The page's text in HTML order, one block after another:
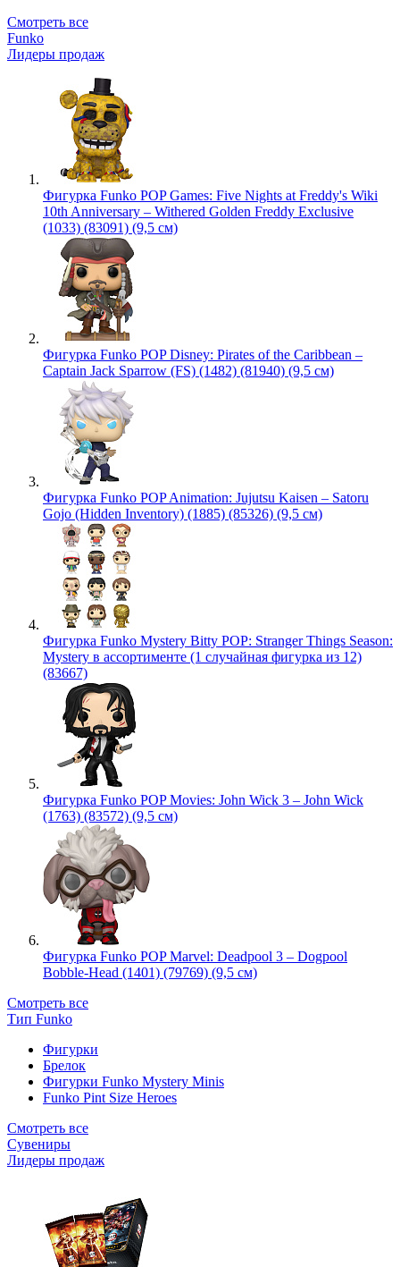
Смотреть все
Funko
Лидеры продаж
Фигурка Funko POP Games: Five Nights at Freddy's Wiki
10th Anniversary – Withered Golden Freddy Exclusive
(1033) (83091) (9,5 см)
Фигурка Funko POP Disney: Pirates of the Caribbean –
Captain Jack Sparrow (FS) (1482) (81940) (9,5 см)
Фигурка Funko POP Animation: Jujutsu Kaisen – Satoru
Gojo (Hidden Inventory) (1885) (85326) (9,5 см)
Фигурка Funko Mystery Bitty POP: Stranger Things Season:
Mystery в ассортименте (1 случайная фигурка из 12)
(83667)
Фигурка Funko POP Movies: John Wick 3 – John Wick
(1763) (83572) (9,5 см)
Фигурка Funko POP Marvel: Deadpool 3 – Dogpool
Bobble-Head (1401) (79769) (9,5 см)
Смотреть все
Тип Funko
Фигурки
Брелок
Фигурки Funko Mystery Minis
Funko Pint Size Heroes
Смотреть все
Сувениры
Лидеры продаж